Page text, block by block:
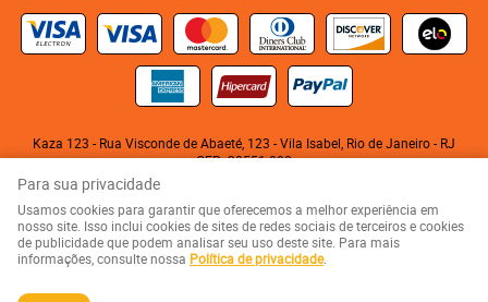
Kaza 123 - Rua Visconde de Abaeté, 123 -Vila Isabel, Rio de Janeiro- RJ
CEP: 20551-080
KITABU LIVRARIA NEGRA E EDITORA LTDA
LOJA VIRTUAL CRIADA POR
Para sua privacidade
Usamos cookies para garantir que oferecemos a melhor experiência em
nosso site. Isso inclui cookies de sites de redes sociais de terceiros e cookies
de publicidade que podem analisar seu uso deste site. Para mais
informações, consulte nossa Política de privacidade.